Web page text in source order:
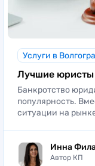
Услуги в
Лучшие юристы
Банкротство
популярность.
ситуации на
Инна
Автор КП